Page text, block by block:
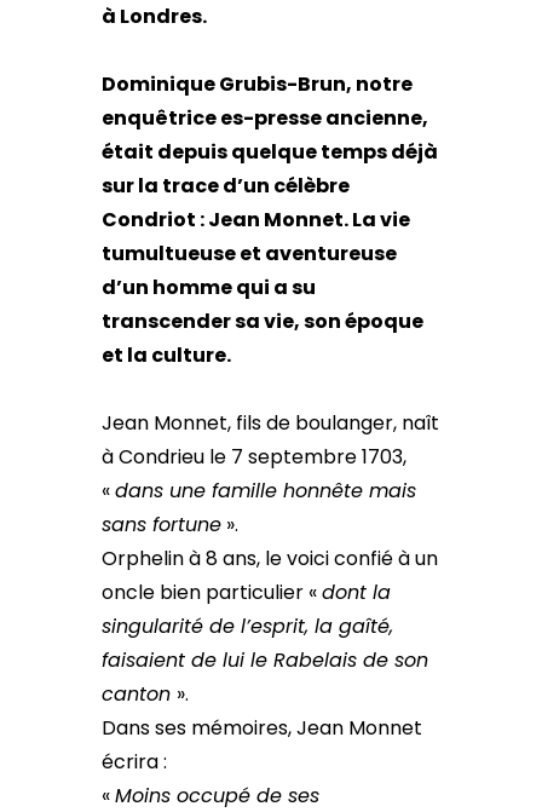
à Londres.
Dominique Grubis-Brun, notre
enquêtrice es-presse ancienne,
était depuis quelque temps déjà
sur la trace d’un célèbre
Condriot : Jean Monnet. La vie
tumultueuse et aventureuse
d’un homme qui a su
transcender sa vie, son époque
et la culture.
Jean Monnet, fils de boulanger, naît
à Condrieu le 7 septembre 1703,
«dans une famille honnête mais
sans fortune ».
Orphelin à 8 ans, le voici confié à un
oncle bien particulier «dont la
singularité de l’esprit, la gaîté,
faisaient de lui le Rabelais de son
canton ».
Dans ses mémoires, Jean Monnet
écrira :
«Moins occupé de ses